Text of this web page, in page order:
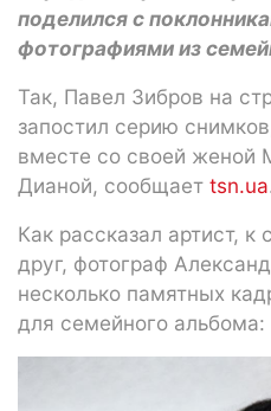
поделился с
фотографиями из
Так, Павел Зибров на
запостил серию
вместе со своей женой
Дианой, сообщает tsn.ua
Как рассказал артист,
друг, фотограф
несколько памятных
для семейного альбома: